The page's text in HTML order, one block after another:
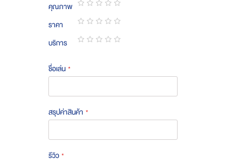
คุณภาพ
1
star
2
stars
3
stars
4
stars
5
stars
ราคา
1
star
2
stars
3
stars
4
stars
5
stars
บริการ
ชื่อเล่น
สรุปค่าสินค้า
รีวิว